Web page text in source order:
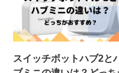
スイッチボットハブ2と